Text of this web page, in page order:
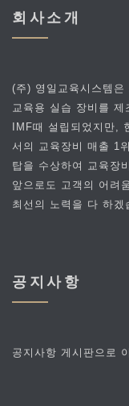
회사소개
(주) 영일교육시스템은
교육용 실습 장비를
IMF때 설립되었지만,
서의 교육장비 매출 1
탑을 수상하여 교육장
앞으로도 고객의 어려
최선의 노력을 다 하겠
공지사항
공지사항 게시판으로